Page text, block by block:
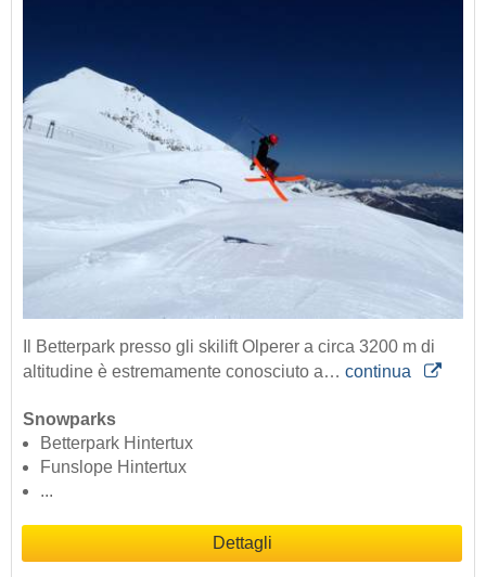
Il Betterpark presso gli skilift Olperer a circa 3200 m di
altitudine è estremamente conosciuto a… continua
Snowparks
Betterpark Hintertux
Funslope Hintertux
...
Dettagli